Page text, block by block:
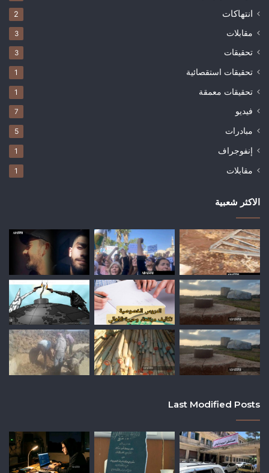
انتهاكات 2
مقابلات 3
تحقيقات 3
تحقيقات استقصائية 1
تحقيقات معمقة 1
فيديو 7
مبادرات 5
إنفوجراف 1
مقابلات 1
الاكثر شعبية
Last Modified Posts